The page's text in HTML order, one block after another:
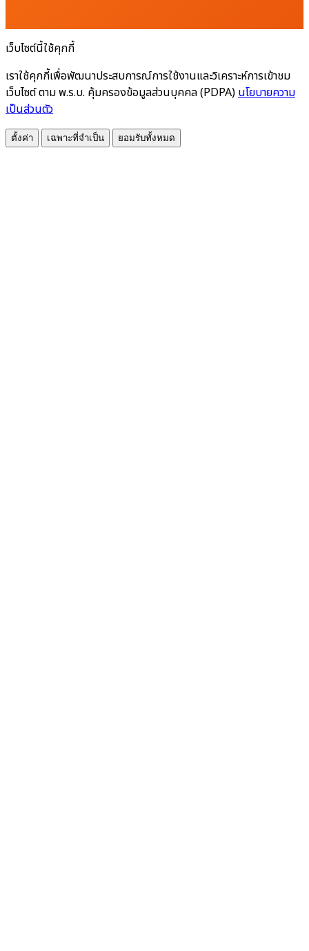
เว็บไซต์นี้ใช้คุกกี้
เราใช้คุกกี้เพื่อพัฒนาประสบการณ์การใช้งานและวิเคราะห์การเข้าชม
เว็บไซต์ ตาม พ.ร.บ. คุ้มครองข้อมูลส่วนบุคคล (PDPA) นโยบายความ
เป็นส่วนตัว
ตั้งค่า เฉพาะที่จำเป็น ยอมรับทั้งหมด